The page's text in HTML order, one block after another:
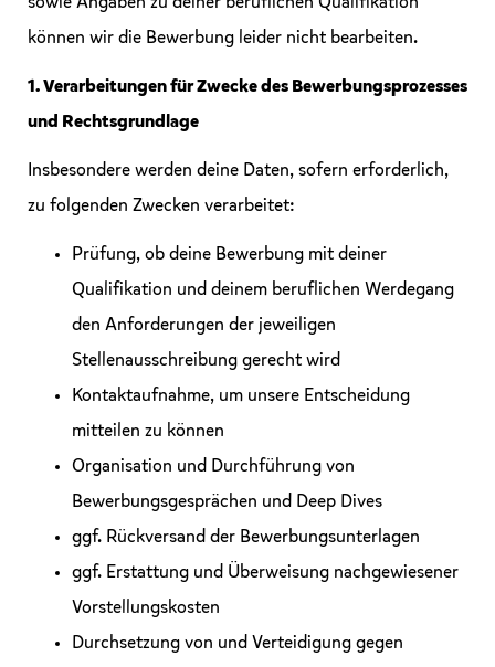
können wir die Bewerbung leider nicht bearbeiten.
1. Verarbeitungen für Zwecke des Bewerbungsprozesses
und Rechtsgrundlage
Insbesondere werden deine Daten, sofern erforderlich,
zu folgenden Zwecken verarbeitet:
Prüfung, ob deine Bewerbung mit deiner
Qualifikation und deinem beruflichen Werdegang
den Anforderungen der jeweiligen
Stellenausschreibung gerecht wird
Kontaktaufnahme, um unsere Entscheidung
mitteilen zu können
Organisation und Durchführung von
Bewerbungsgesprächen und Deep Dives
ggf. Rückversand der Bewerbungsunterlagen
ggf. Erstattung und Überweisung nachgewiesener
Vorstellungskosten
Durchsetzung von und Verteidigung gegen